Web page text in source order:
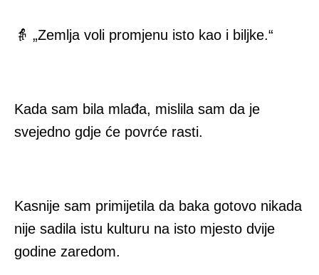
👵 „Zemlja voli promjenu isto kao i biljke.“
Kada sam bila mlađa, mislila sam da je
svejedno gdje će povrće rasti.
Kasnije sam primijetila da baka gotovo nikada
nije sadila istu kulturu na isto mjesto dvije
godine zaredom.